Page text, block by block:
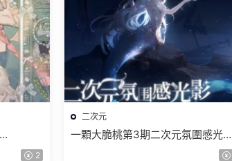
2
二次元
一顆大脆桃第3期二次元氛圍感光影
特訓班2024【畫質高清隻有視頻】